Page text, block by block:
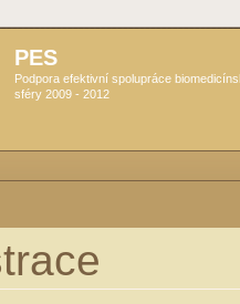
PES
Podpora efektivní spolupráce
sféry 2009 - 2012